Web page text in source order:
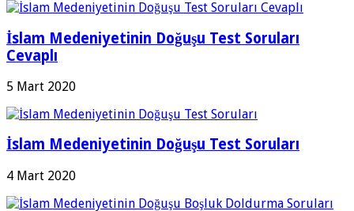
İslam Medeniyetinin Doğuşu Test Soruları
Cevaplı
5 Mart 2020
İslam Medeniyetinin Doğuşu Test Soruları
4 Mart 2020